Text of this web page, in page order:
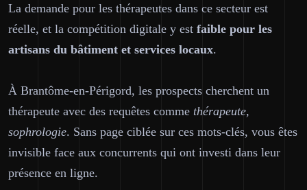
La demande pour les thérapeutes dans ce secteur est
réelle, et la compétition digitale y est faible pour les
artisans du bâtiment et services locaux.
À Brantôme-en-Périgord, les prospects cherchent un
thérapeute avec des requêtes comme thérapeute,
sophrologie. Sans page ciblée sur ces mots-clés, vous êtes
invisible face aux concurrents qui ont investi dans leur
présence en ligne.